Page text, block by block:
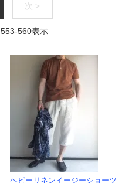
次 >
553-560表示
ヘビーリネンイージーショーツ